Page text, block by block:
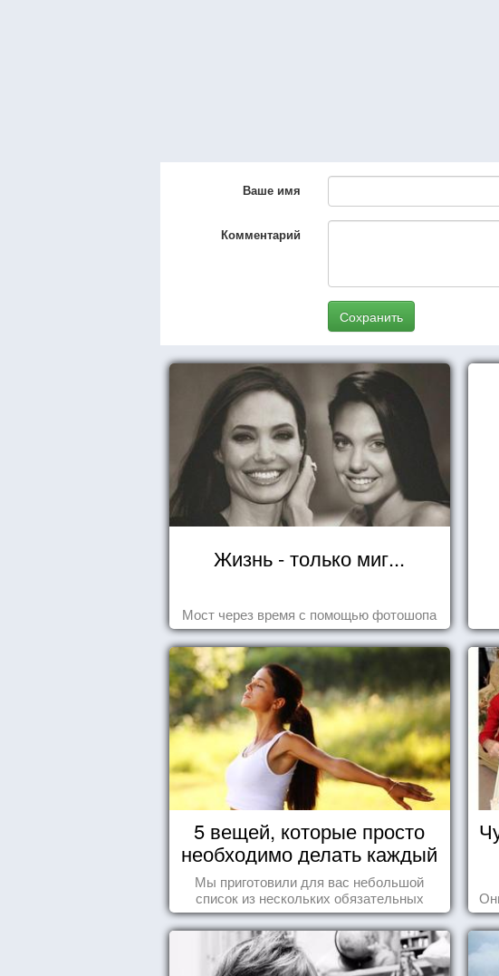
Ваше имя
Комментарий
Сохранить
Жизнь - только миг...
Мост через время с помощью фотошопа
5 вещей, которые просто
необходимо делать каждый
день
Мы приготовили для вас небольшой
список из нескольких обязательных
вещей, которые должны стать частью
вашего дня.